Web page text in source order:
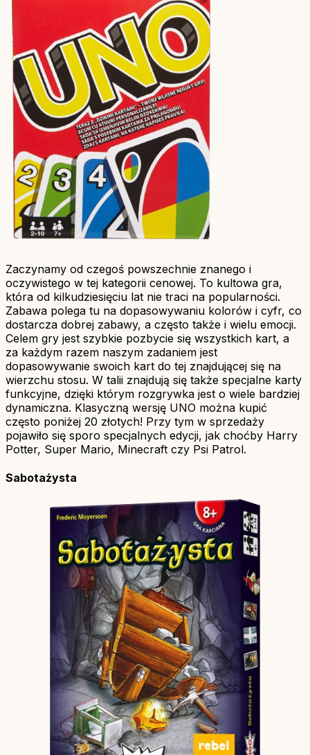
Zaczynamy od czegoś powszechnie znanego i
oczywistego w tej kategorii cenowej. To kultowa gra,
która od kilkudziesięciu lat nie traci na popularności.
Zabawa polega tu na dopasowywaniu kolorów i cyfr, co
dostarcza dobrej zabawy, a często także i wielu emocji.
Celem gry jest szybkie pozbycie się wszystkich kart, a
za każdym razem naszym zadaniem jest
dopasowywanie swoich kart do tej znajdującej się na
wierzchu stosu. W talii znajdują się także specjalne karty
funkcyjne, dzięki którym rozgrywka jest o wiele bardziej
dynamiczna. Klasyczną wersję UNO można kupić
często poniżej 20 złotych! Przy tym w sprzedaży
pojawiło się sporo specjalnych edycji, jak choćby Harry
Potter, Super Mario, Minecraft czy Psi Patrol.
Sabotażysta